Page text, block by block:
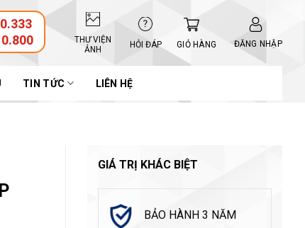
THƯ VIỆN
ẢNH
HỎI ĐÁP GIỎ HÀNG ĐĂNG NHẬP
TIN TỨC LIÊN HỆ
GIÁ TRỊ KHÁC BIỆT
BẢO HÀNH 3 NĂM